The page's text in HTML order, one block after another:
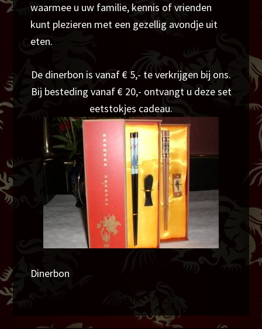
waarmee u uw familie, kennis of vrienden
kunt plezieren met een gezellig avondje uit
eten.
De dinerbon is vanaf € 5,- te verkrijgen bij ons.
Bij besteding vanaf € 20,- ontvangt u deze set
eetstokjes cadeau.
Dinerbon